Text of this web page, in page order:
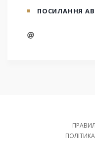
ПОСИЛАННЯ